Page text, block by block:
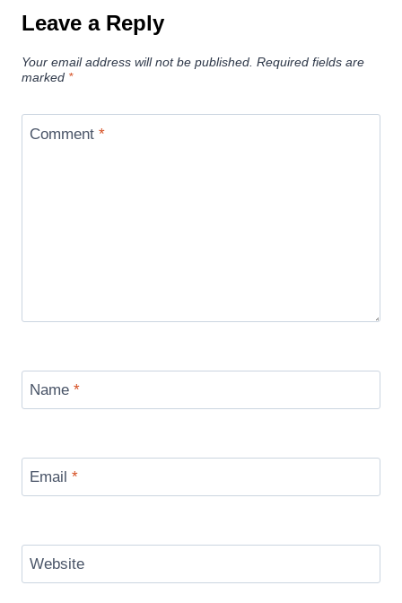
Leave a Reply
Your email address will not be published. Required fields are
marked *
Comment *
Name *
Email *
Website